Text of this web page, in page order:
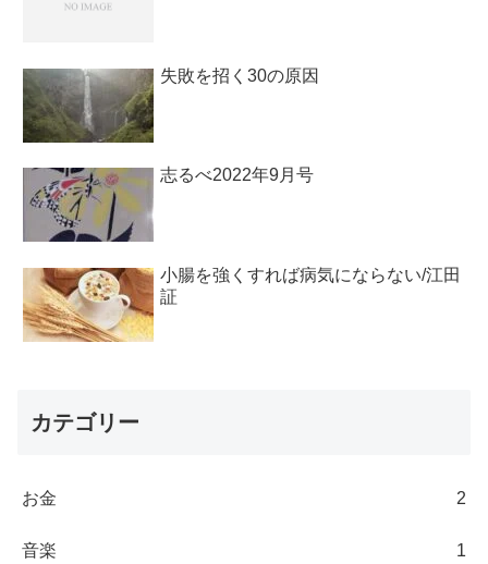
失敗を招く30の原因
志るべ2022年9月号
小腸を強くすれば病気にならない/江田
証
カテゴリー
お金 2
音楽 1